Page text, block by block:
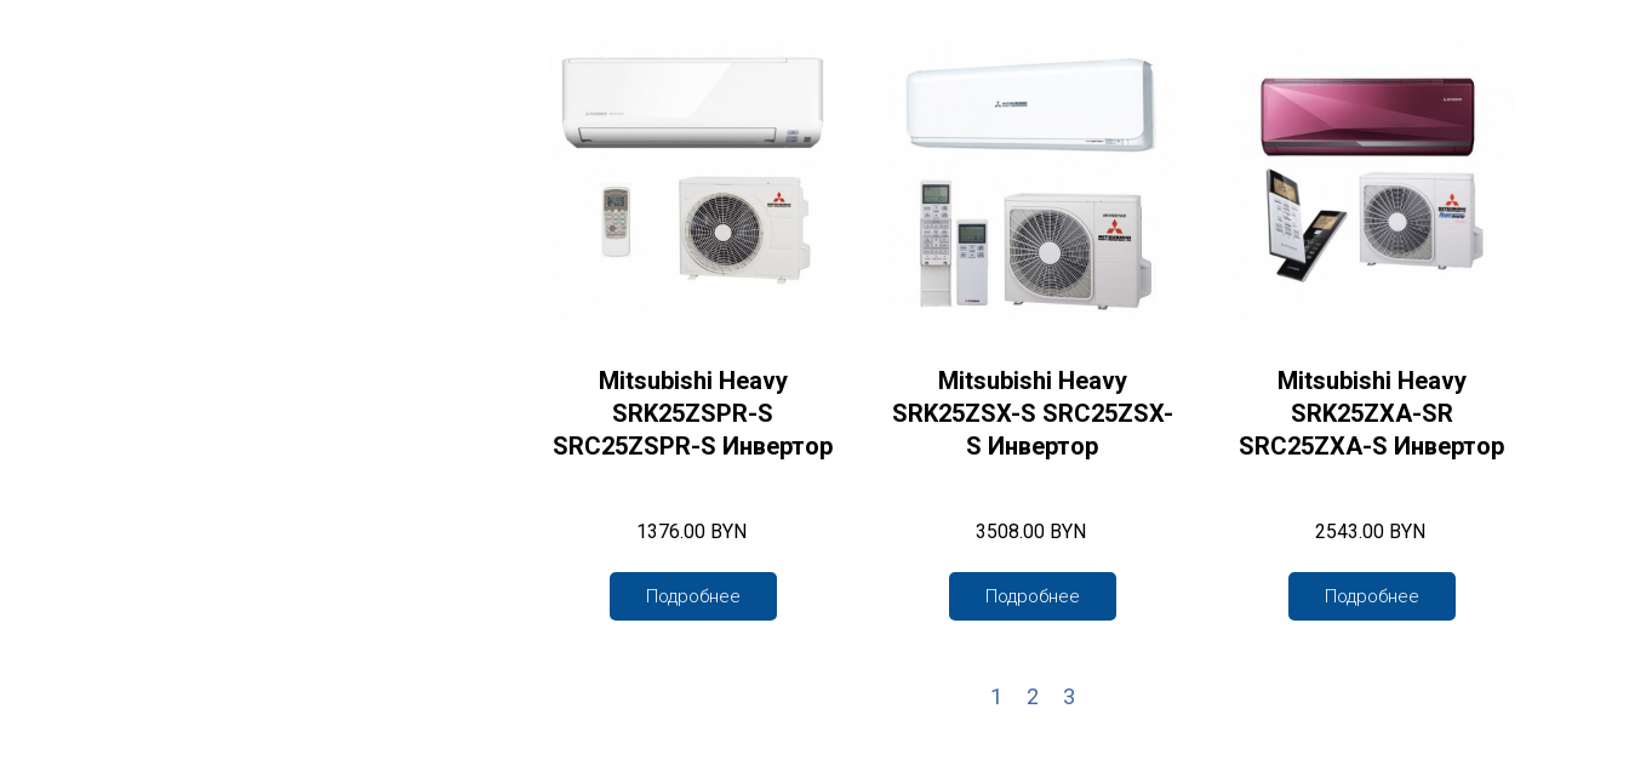
Mitsubishi Heavy
SRK25ZSPR-S
SRC25ZSPR-S Инвертор
1376.00 BYN
Подробнее
Mitsubishi Heavy
SRK25ZSX-S SRC25ZSX-
S Инвертор
3508.00 BYN
Подробнее
Mitsubishi Heavy
SRK25ZXA-SR
SRC25ZXA-S Инвертор
2543.00 BYN
Подробнее
1 2 3